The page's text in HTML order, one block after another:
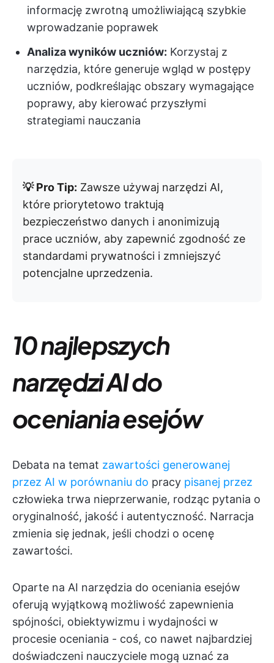
informację zwrotną umożliwiającą szybkie
wprowadzanie poprawek
Analiza wyników uczniów: Korzystaj z
narzędzia, które generuje wgląd w postępy
uczniów, podkreślając obszary wymagające
poprawy, aby kierować przyszłymi
strategiami nauczania
💡 Pro Tip: Zawsze używaj narzędzi AI,
które priorytetowo traktują
bezpieczeństwo danych i anonimizują
prace uczniów, aby zapewnić zgodność ze
standardami prywatności i zmniejszyć
potencjalne uprzedzenia.
10 najlepszych
narzędzi AI do
oceniania esejów
Debata na temat zawartości generowanej
przez AI w porównaniu do pracy pisanej przez
człowieka trwa nieprzerwanie, rodząc pytania o
oryginalność, jakość i autentyczność. Narracja
zmienia się jednak, jeśli chodzi o ocenę
zawartości.
Oparte na AI narzędzia do oceniania esejów
oferują wyjątkową możliwość zapewnienia
spójności, obiektywizmu i wydajności w
procesie oceniania - coś, co nawet najbardziej
doświadczeni nauczyciele mogą uznać za